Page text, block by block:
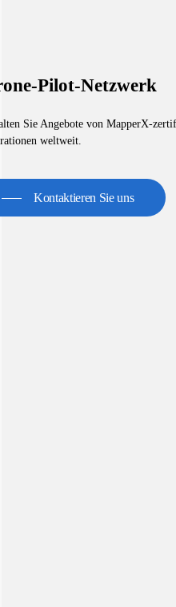
Pilot-Netzwerk
Sie Angebote von MapperX-
weltweit.
Kontaktieren Sie uns